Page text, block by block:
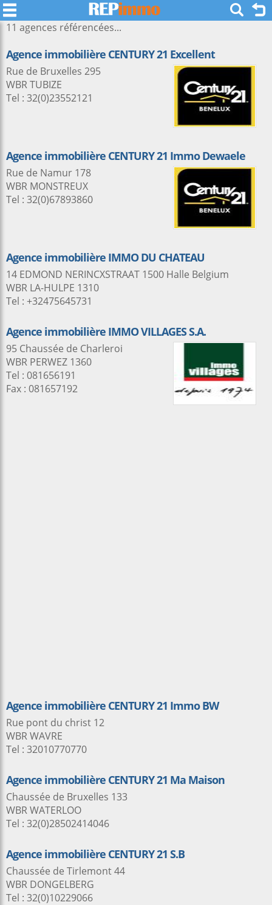
11 agences référencées...
Agence immobilière CENTURY 21 Excellent
Rue de Bruxelles 295
WBR TUBIZE
Tel : 32(0)23552121
Agence immobilière CENTURY 21 Immo Dewaele
Rue de Namur 178
WBR MONSTREUX
Tel : 32(0)67893860
Agence immobilière IMMO DU CHATEAU
14 EDMOND NERINCXSTRAAT 1500 Halle Belgium
WBR LA-HULPE 1310
Tel : +32475645731
Agence immobilière IMMO VILLAGES S.A.
95 Chaussée de Charleroi
WBR PERWEZ 1360
Tel : 081656191
Fax : 081657192
Agence immobilière CENTURY 21 Immo BW
Rue pont du christ 12
WBR WAVRE
Tel : 32010770770
Agence immobilière CENTURY 21 Ma Maison
Chaussée de Bruxelles 133
WBR WATERLOO
Tel : 32(0)28502414046
Agence immobilière CENTURY 21 S.B
Chaussée de Tirlemont 44
WBR DONGELBERG
Tel : 32(0)10229066